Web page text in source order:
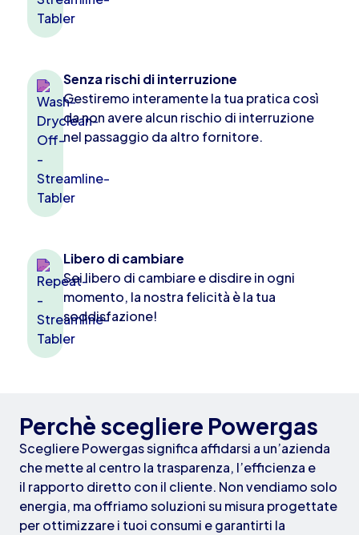
Senza rischi di interruzione
Gestiremo interamente la tua pratica così
da non avere alcun rischio di interruzione
nel passaggio da altro fornitore.
Libero di cambiare
Sei libero di cambiare e disdire in ogni
momento, la nostra felicità è la tua
soddisfazione!
Perchè scegliere Powergas
Scegliere Powergas significa affidarsi a un’azienda
che mette al centro la trasparenza, l’efficienza e
il rapporto diretto con il cliente. Non vendiamo solo
energia, ma offriamo soluzioni su misura progettate
per ottimizzare i tuoi consumi e garantirti la